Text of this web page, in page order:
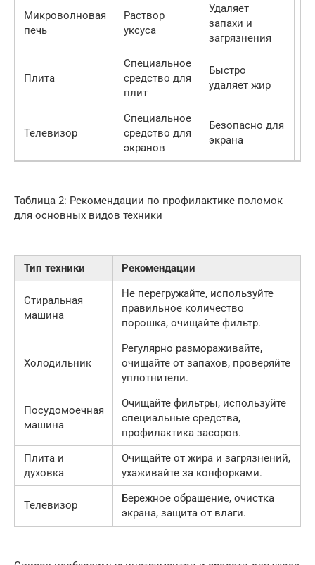
Микроволновая
печь
Раствор
уксуса
Удаляет
запахи и
загрязнения
Плита
Специальное
средство для
плит
Быстро
удаляет жир
Телевизор
Специальное
средство для
экранов
Безопасно для
экрана
Таблица 2: Рекомендации по профилактике поломок
для основных видов техники
Тип техники Рекомендации
Стиральная
машина
Не перегружайте, используйте
правильное количество
порошка, очищайте фильтр.
Холодильник
Регулярно размораживайте,
очищайте от запахов, проверяйте
уплотнители.
Посудомоечная
машина
Очищайте фильтры, используйте
специальные средства,
профилактика засоров.
Плита и
духовка
Очищайте от жира и загрязнений,
ухаживайте за конфорками.
Телевизор
Бережное обращение, очистка
экрана, защита от влаги.